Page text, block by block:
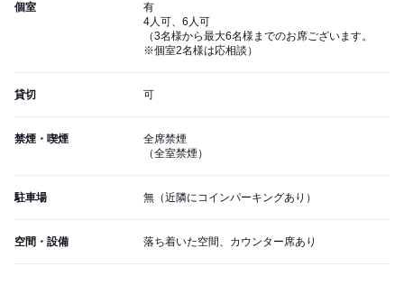
個室
有
4人可、6人可
（3名様から最大6名様までのお席ございます。
※個室2名様は応相談）
貸切 可
禁煙・喫煙
全席禁煙
（全室禁煙）
駐車場 無（近隣にコインパーキングあり）
空間・設備 落ち着いた空間、カウンター席あり